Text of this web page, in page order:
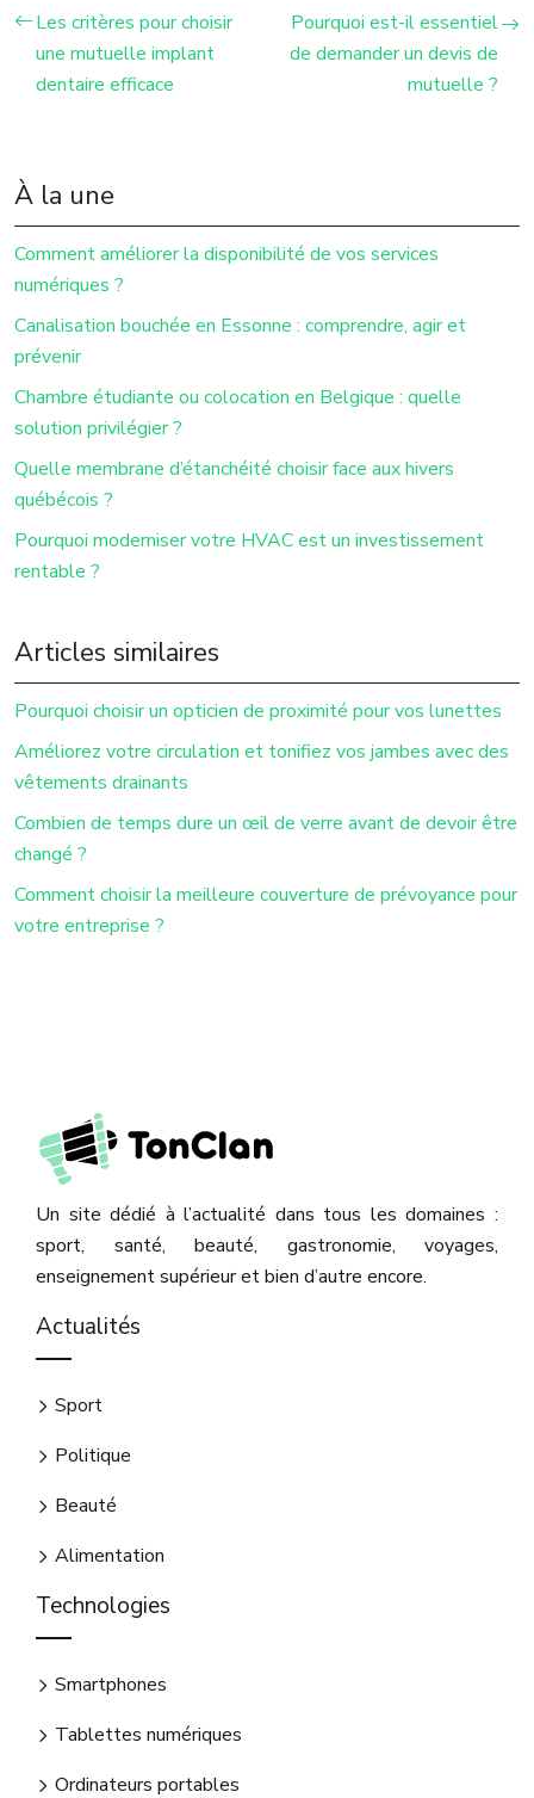
Les critères pour choisir
une mutuelle implant
dentaire efficace
Pourquoi est-il essentiel
de demander un devis de
mutuelle ?
À la une
Comment améliorer la disponibilité de vos services
numériques ?
Canalisation bouchée en Essonne : comprendre, agir et
prévenir
Chambre étudiante ou colocation en Belgique : quelle
solution privilégier ?
Quelle membrane d’étanchéité choisir face aux hivers
québécois ?
Pourquoi moderniser votre HVAC est un investissement
rentable ?
Articles similaires
Pourquoi choisir un opticien de proximité pour vos lunettes
Améliorez votre circulation et tonifiez vos jambes avec des
vêtements drainants
Combien de temps dure un œil de verre avant de devoir être
changé ?
Comment choisir la meilleure couverture de prévoyance pour
votre entreprise ?
Un site dédié à l’actualité dans tous les domaines :
sport, santé, beauté, gastronomie, voyages,
enseignement supérieur et bien d’autre encore.
Actualités
Sport
Politique
Beauté
Alimentation
Technologies
Smartphones
Tablettes numériques
Ordinateurs portables